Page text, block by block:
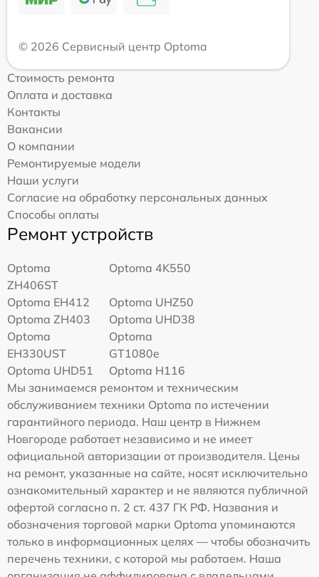
© 2026 Сервисный центр Optoma
Стоимость ремонта
Оплата и доставка
Контакты
Вакансии
О компании
Ремонтируемые модели
Наши услуги
Согласие на обработку персональных данных
Способы оплаты
Ремонт устройств
Optoma
ZH406ST
Optoma 4K550
Optoma EH412
Optoma UHZ50
Optoma ZH403
Optoma UHD38
Optoma
EH330UST
Optoma
GT1080e
Optoma UHD51
Optoma H116
Мы занимаемся ремонтом и техническим
обслуживанием техники Optoma по истечении
гарантийного периода. Наш центр в Нижнем
Новгороде работает независимо и не имеет
официальной авторизации от производителя. Цены
на ремонт, указанные на сайте, носят исключительно
ознакомительный характер и не являются публичной
офертой согласно п. 2 ст. 437 ГК РФ. Названия и
обозначения торговой марки Optoma упоминаются
только в информационных целях — чтобы обозначить
перечень техники, с которой мы работаем. Наша